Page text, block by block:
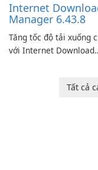
Internet
Manager 6.43.8
Tăng tốc độ tải xuống
với Internet Download
Tất cả